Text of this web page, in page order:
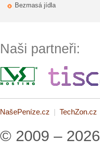
Bezmasá jídla
Naši partneři:
NašePeníze.cz | TechZon.cz
© 2009 – 2026